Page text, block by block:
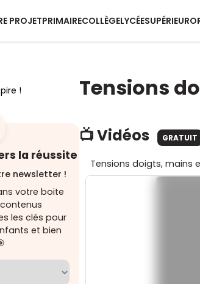
PROJETPRIMAIRECOLLÈGELYCÉESUPÉRIEUR
!
la réussite
newsletter !
votre boite
les clés pour
et bien
Tensions
📺 Vidéos GRATUIT
Tensions doigts, mains